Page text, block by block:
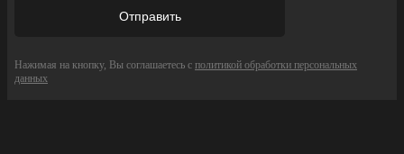
Нажимая на кнопку, Вы соглашаетесь с политикой обработки персональных
данных